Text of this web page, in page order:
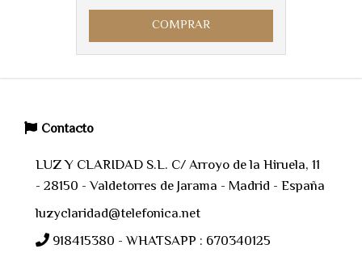
COMPRAR
Contacto
LUZ Y CLARIDAD S.L. C/ Arroyo de la Hiruela, 11
- 28150 - Valdetorres de Jarama - Madrid - España
luzyclaridad@telefonica.net
918415380 - WHATSAPP : 670340125